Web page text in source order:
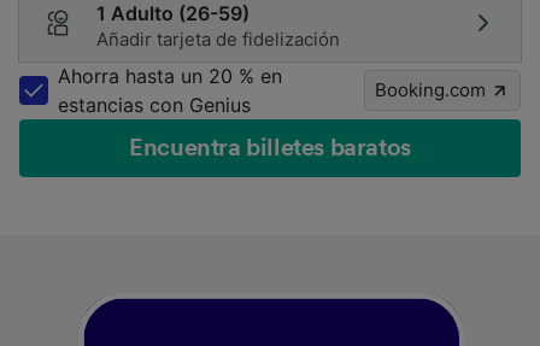
1 Adulto (26-59)
Añadir tarjeta de fidelización
Ahorra hasta un 20 % en
estancias con Genius
Booking.com
Encuentra billetes baratos